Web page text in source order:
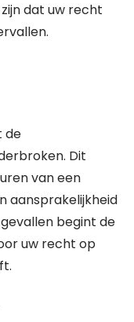
dat uw recht
de
Dit
van een
aansprakelijkheid
begint de
uw recht op